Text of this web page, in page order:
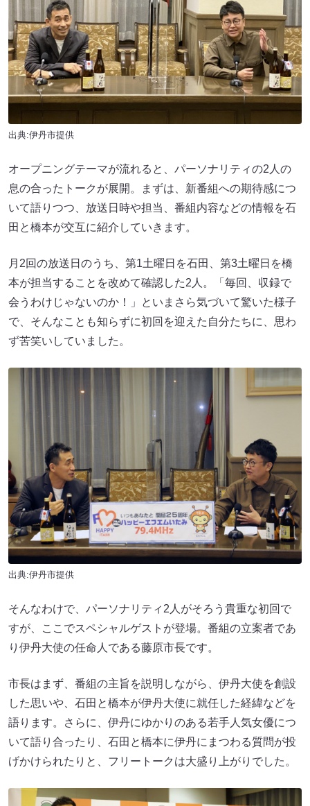
出典:伊丹市提供
オープニングテーマが流れると、パーソナリティの2人の
息の合ったトークが展開。まずは、新番組への期待感につ
いて語りつつ、放送日時や担当、番組内容などの情報を石
田と橋本が交互に紹介していきます。
月2回の放送日のうち、第1土曜日を石田、第3土曜日を橋
本が担当することを改めて確認した2人。「毎回、収録で
会うわけじゃないのか！」といまさら気づいて驚いた様子
で、そんなことも知らずに初回を迎えた自分たちに、思わ
ず苦笑いしていました。
出典:伊丹市提供
そんなわけで、パーソナリティ2人がそろう貴重な初回で
すが、ここでスペシャルゲストが登場。番組の立案者であ
り伊丹大使の任命人である藤原市長です。
市長はまず、番組の主旨を説明しながら、伊丹大使を創設
した思いや、石田と橋本が伊丹大使に就任した経緯などを
語ります。さらに、伊丹にゆかりのある若手人気女優につ
いて語り合ったり、石田と橋本に伊丹にまつわる質問が投
げかけられたりと、フリートークは大盛り上がりでした。